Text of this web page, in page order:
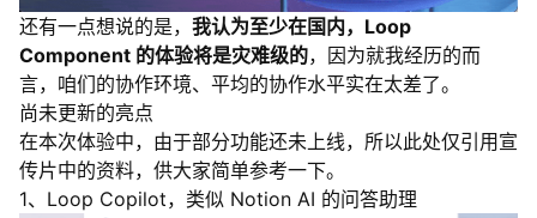
还有一点想说的是， 我认为至少在国内，Loop
Component 的体验将是灾难级的，因为就我经历的而
言，咱们的协作环境、平均的协作水平实在太差了。
尚未更新的亮点
在本次体验中，由于部分功能还未上线，所以此处仅引用宣
传片中的资料，供大家简单参考一下。
1、Loop Copilot，类似 Notion AI 的问答助理